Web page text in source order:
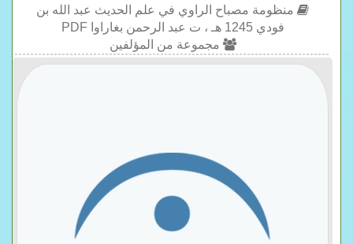
منظومة مصباح الراوي في علم الحديث عبد الله بن
فودي 1245 هـ ، ت عبد الرحمن بغاراوا PDF
مجموعة من المؤلفين